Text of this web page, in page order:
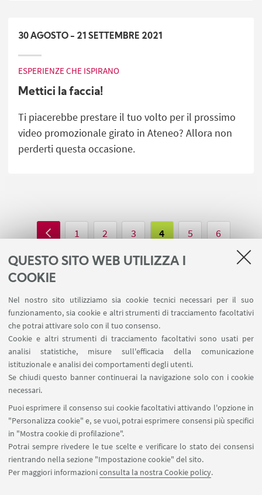
QUESTO SITO WEB UTILIZZA I
COOKIE
Nel nostro sito utilizziamo sia cookie tecnici necessari per il suo
funzionamento, sia cookie e altri strumenti di tracciamento facoltativi
che potrai attivare solo con il tuo consenso.
Cookie e altri strumenti di tracciamento facoltativi sono usati per
analisi statistiche, misure sull'efficacia della comunicazione
istituzionale e analisi dei comportamenti degli utenti.
Se chiudi questo banner continuerai la navigazione solo con i cookie
necessari.
Puoi esprimere il consenso sui cookie facoltativi attivando l'opzione in
"Personalizza cookie" e, se vuoi, potrai esprimere consensi più specifici
in "Mostra cookie di profilazione".
Potrai sempre rivedere le tue scelte e verificare lo stato dei consensi
rientrando nella sezione "Impostazione cookie" del sito.
Per maggiori informazioniconsulta la nostra Cookie policy.
30 AGOSTO - 21 SETTEMBRE 2021
ESPERIENZE CHE ISPIRANO
Mettici la faccia!
Ti piacerebbe prestare il tuo volto per il prossimo
video promozionale girato in Ateneo? Allora non
perderti questa occasione.
«
Precedenti
elementi
12
elementi
»
1 2 3 4 5 6
CONTATTACI
via Ugo Foscolo 7, Bologna (BO)
+39 051 2080629